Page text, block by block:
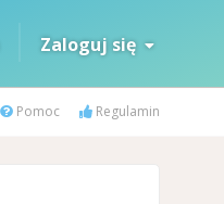
Zaloguj się
Pomoc Regulamin